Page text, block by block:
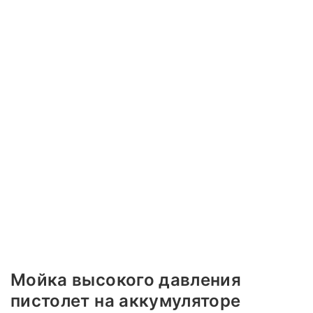
Мойка высокого давления
пистолет на аккумуляторе